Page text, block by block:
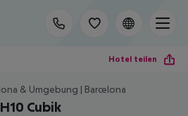
Hotel teilen
& Umgebung | Barcelona
H10 Cubik